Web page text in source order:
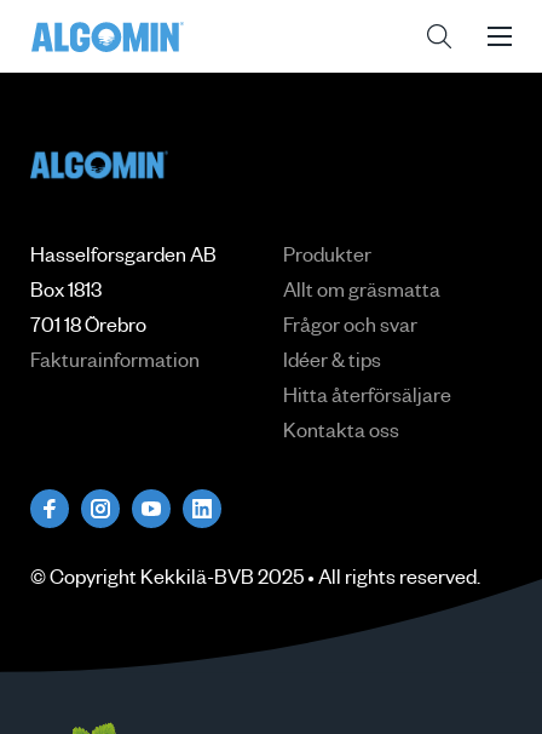
Hasselforsgarden AB
Box 1813
701 18 Örebro
Fakturainformation
Produkter
Allt om gräsmatta
Frågor och svar
Idéer & tips
Hitta återförsäljare
Kontakta oss
© Copyright Kekkilä-BVB 2025 • All rights reserved.